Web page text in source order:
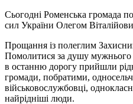
Сьогодні Роменська громада
сил України Олегом
Прощання із полеглим
Помолитися за душу мужнього
в останню дорогу прийшли
громади, побратими,
військовослужбовці,
найрідніші люди.